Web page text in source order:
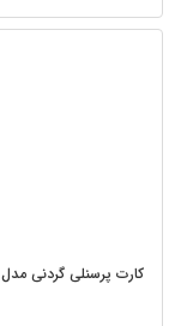
کارت پرسنلی گردنی مدل A3